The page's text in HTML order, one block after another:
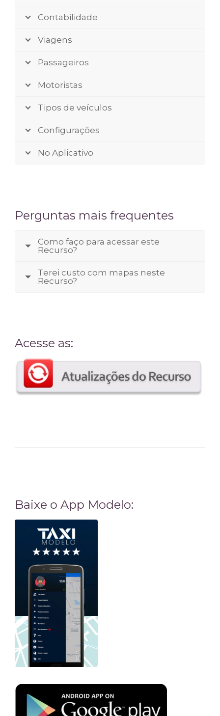
Contabilidade
Viagens
Passageiros
Motoristas
Tipos de veículos
Configurações
No Aplicativo
Perguntas mais frequentes
Como faço para acessar este
Recurso?
Terei custo com mapas neste
Recurso?
Acesse as:
Baixe o App Modelo: